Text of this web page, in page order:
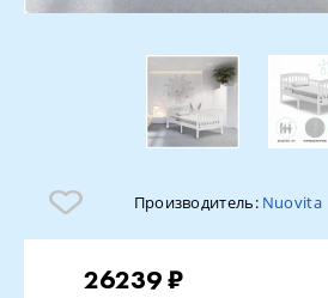
Производитель: Nuovita
26239 ₽